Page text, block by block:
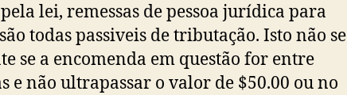
lei, remessas de pessoa jurídica para
todas passiveis de tributação. Isto não se
se a encomenda em questão for entre
e não ultrapassar o valor de $50.00 ou no